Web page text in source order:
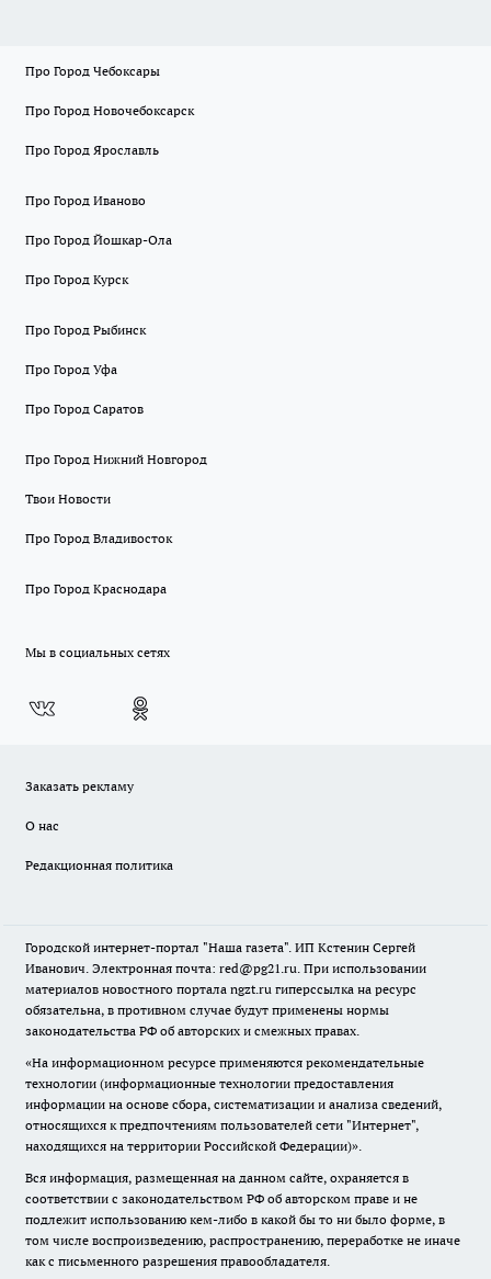
Про Город Чебоксары
Про Город Новочебоксарск
Про Город Ярославль
Про Город Иваново
Про Город Йошкар-Ола
Про Город Курск
Про Город Рыбинск
Про Город Уфа
Про Город Саратов
Про Город Нижний Новгород
Твои Новости
Про Город Владивосток
Про Город Краснодара
Мы в социальных сетях
Заказать рекламу
О нас
Редакционная политика
Городской интернет-портал "Наша газета". ИП Кстенин Сергей
Иванович. Электронная почта: red@pg21.ru. При использовании
материалов новостного портала ngzt.ru гиперссылка на ресурс
обязательна, в противном случае будут применены нормы
законодательства РФ об авторских и смежных правах.
«На информационном ресурсе применяются рекомендательные
технологии (информационные технологии предоставления
информации на основе сбора, систематизации и анализа сведений,
относящихся к предпочтениям пользователей сети "Интернет",
находящихся на территории Российской Федерации)».
Вся информация, размещенная на данном сайте, охраняется в
соответствии с законодательством РФ об авторском праве и не
подлежит использованию кем-либо в какой бы то ни было форме, в
том числе воспроизведению, распространению, переработке не иначе
как с письменного разрешения правообладателя.